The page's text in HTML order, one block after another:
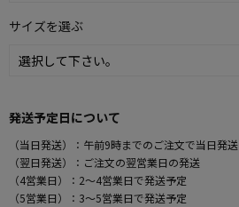
サイズを選ぶ
発送予定日について
（当日発送）：午前9時までのご注文で当日発送
（翌日発送）：ご注文の翌営業日の発送
（4営業日）：2～4営業日で発送予定
（5営業日）：3～5営業日で発送予定